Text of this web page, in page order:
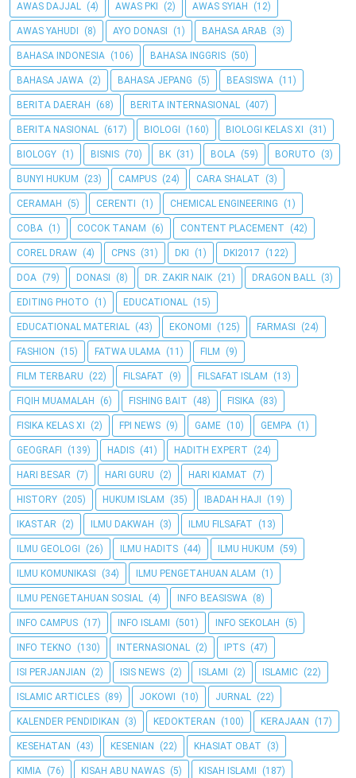
AWAS DAJJAL (4) AWAS PKI (2) AWAS SYIAH (12)
AWAS YAHUDI (8) AYO DONASI (1) BAHASA ARAB (3)
BAHASA INDONESIA (106) BAHASA INGGRIS (50)
BAHASA JAWA (2) BAHASA JEPANG (5) BEASISWA (11)
BERITA DAERAH (68) BERITA INTERNASIONAL (407)
BERITA NASIONAL (617) BIOLOGI (160) BIOLOGI KELAS XI (31)
BIOLOGY (1) BISNIS (70) BK (31) BOLA (59) BORUTO (3)
BUNYI HUKUM (23) CAMPUS (24) CARA SHALAT (3)
CERAMAH (5) CERENTI (1) CHEMICAL ENGINEERING (1)
COBA (1) COCOK TANAM (6) CONTENT PLACEMENT (42)
COREL DRAW (4) CPNS (31) DKI (1) DKI2017 (122)
DOA (79) DONASI (8) DR. ZAKIR NAIK (21) DRAGON BALL (3)
EDITING PHOTO (1) EDUCATIONAL (15)
EDUCATIONAL MATERIAL (43) EKONOMI (125) FARMASI (24)
FASHION (15) FATWA ULAMA (11) FILM (9)
FILM TERBARU (22) FILSAFAT (9) FILSAFAT ISLAM (13)
FIQIH MUAMALAH (6) FISHING BAIT (48) FISIKA (83)
FISIKA KELAS XI (2) FPI NEWS (9) GAME (10) GEMPA (1)
GEOGRAFI (139) HADIS (41) HADITH EXPERT (24)
HARI BESAR (7) HARI GURU (2) HARI KIAMAT (7)
HISTORY (205) HUKUM ISLAM (35) IBADAH HAJI (19)
IKASTAR (2) ILMU DAKWAH (3) ILMU FILSAFAT (13)
ILMU GEOLOGI (26) ILMU HADITS (44) ILMU HUKUM (59)
ILMU KOMUNIKASI (34) ILMU PENGETAHUAN ALAM (1)
ILMU PENGETAHUAN SOSIAL (4) INFO BEASISWA (8)
INFO CAMPUS (17) INFO ISLAMI (501) INFO SEKOLAH (5)
INFO TEKNO (130) INTERNASIONAL (2) IPTS (47)
ISI PERJANJIAN (2) ISIS NEWS (2) ISLAMI (2) ISLAMIC (22)
ISLAMIC ARTICLES (89) JOKOWI (10) JURNAL (22)
KALENDER PENDIDIKAN (3) KEDOKTERAN (100) KERAJAAN (17)
KESEHATAN (43) KESENIAN (22) KHASIAT OBAT (3)
KIMIA (76) KISAH ABU NAWAS (5) KISAH ISLAMI (187)